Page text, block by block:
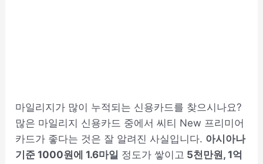
마일리지가 많이 누적되는 신용카드를 찾으시나요?
많은 마일리지 신용카드 중에서 씨티 New 프리미어
카드가 좋다는 것은 잘 알려진 사실입니다. 아시아나
기준 1000원에 1.6마일 정도가 쌓이고 5천만원, 1억